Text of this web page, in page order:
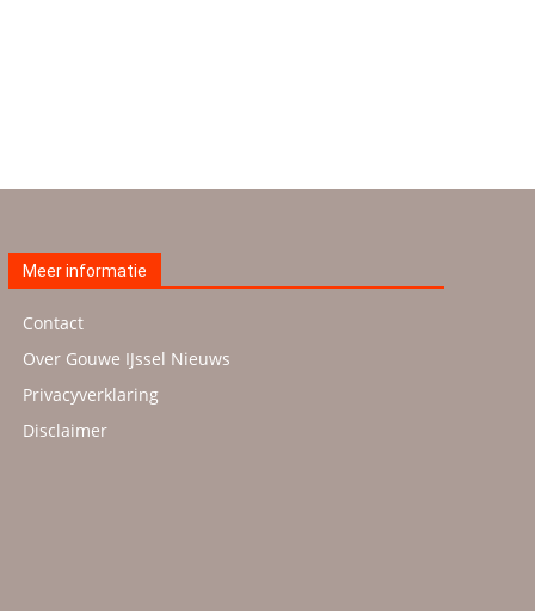
Meer informatie
Contact
Over Gouwe IJssel Nieuws
Privacyverklaring
Disclaimer